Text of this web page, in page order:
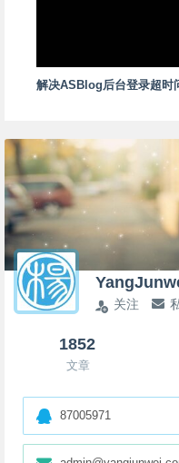
解决ASBlog后台登录超时
关注
1852
文章
87005971